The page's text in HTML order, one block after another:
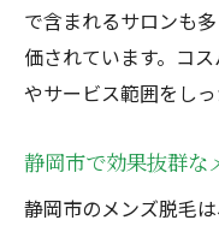
静岡市メン
基準
点
静岡市でお
で含まれるサロンも
価されています。コ
やサービス範囲をし
静岡市で効果抜群な
静岡市のメンズ脱毛